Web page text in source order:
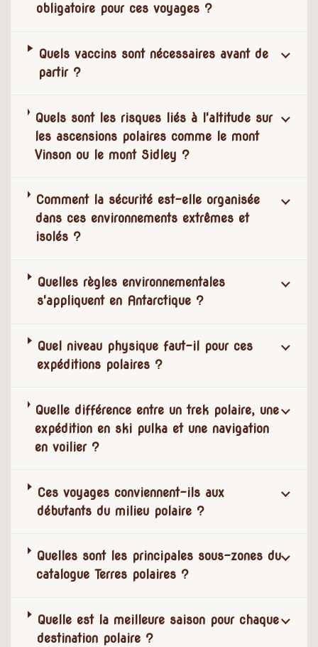
obligatoire pour ces voyages ?
Quels vaccins sont nécessaires avant de
partir ?
Quels sont les risques liés à l'altitude sur
les ascensions polaires comme le mont
Vinson ou le mont Sidley ?
Comment la sécurité est-elle organisée
dans ces environnements extrêmes et
isolés ?
Quelles règles environnementales
s'appliquent en Antarctique ?
Quel niveau physique faut-il pour ces
expéditions polaires ?
Quelle différence entre un trek polaire, une
expédition en ski pulka et une navigation
en voilier ?
Ces voyages conviennent-ils aux
débutants du milieu polaire ?
Quelles sont les principales sous-zones du
catalogue Terres polaires ?
Quelle est la meilleure saison pour chaque
destination polaire ?